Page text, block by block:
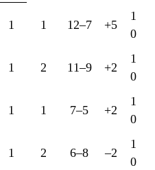
1 1 12–7 +5
1
0
1 2 11–9 +2
1
0
1 1 7–5 +2
1
0
1 2 6–8 –2
1
0